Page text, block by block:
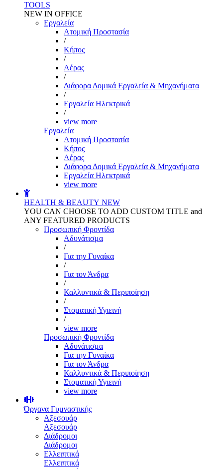
TOOLS
NEW IN OFFICE
Εργαλεία
Aτομική Προστασία
/
Kήπος
/
Αέρας
/
Διάφορα Δομικά Εργαλεία & Μηχανήματα
/
Εργαλεία Ηλεκτρικά
/
view more
Εργαλεία
Aτομική Προστασία
Kήπος
Αέρας
Διάφορα Δομικά Εργαλεία & Μηχανήματα
Εργαλεία Ηλεκτρικά
view more
HEALTH & BEAUTY NEW
YOU CAN CHOOSE TO ADD CUSTOM TITLE and
ANY FEATURED PRODUCTS
Προσωπική Φροντίδα
Αδυνάτισμα
/
Για την Γυναίκα
/
Για τον Άνδρα
/
Καλλυντικά & Περιποίηση
/
Στοματική Υγιεινή
/
view more
Προσωπική Φροντίδα
Αδυνάτισμα
Για την Γυναίκα
Για τον Άνδρα
Καλλυντικά & Περιποίηση
Στοματική Υγιεινή
view more
Όργανα Γυμναστικής
Αξεσουάρ
Αξεσουάρ
Διάδρομοι
Διάδρομοι
Ελλειπτικά
Ελλειπτικά